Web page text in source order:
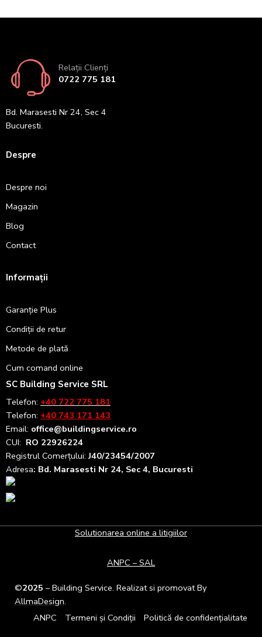
Relații Clienți
0722 775 181
Bd. Marasesti Nr 24, Sec 4
Bucuresti.
Despre
Despre noi
Magazin
Blog
Contact
Informații
Garanție Plus
Condiții de retur
Metode de plată
Cum comand online
SC Building Service SRL
Telefon: +40 722 775 181
Telefon: +40 743 171 143
Email: office@buildingservice.ro
CUI: RO 22926224
Registrul Comerțului:J40/23454/2007
Adresa: Bd. Marasesti Nr 24, Sec 4, Bucuresti
Solutionarea online a litigiilor
ANPC – SAL
©2025 – Building Service. Realizat si promovat By
AllmaDesign.
ANPC
Termeni și Condiții Politică de confidențialitate